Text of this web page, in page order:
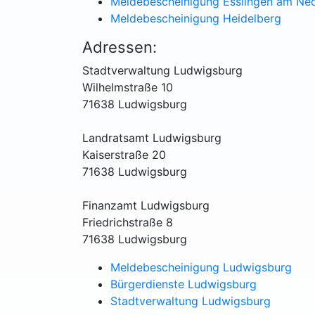
Meldebescheinigung Heidelberg
Adressen:
Stadtverwaltung Ludwigsburg
Wilhelmstraße 10
71638 Ludwigsburg
Landratsamt Ludwigsburg
Kaiserstraße 20
71638 Ludwigsburg
Finanzamt Ludwigsburg
Friedrichstraße 8
71638 Ludwigsburg
Meldebescheinigung Ludwigsburg
Bürgerdienste Ludwigsburg
Stadtverwaltung Ludwigsburg